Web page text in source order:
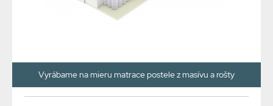
Vyrábame na mieru matrace postele z masívu a rošty